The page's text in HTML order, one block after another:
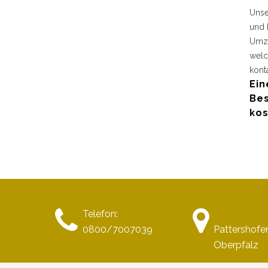
und
Telefon:
0800/7007039
Oberpfalz